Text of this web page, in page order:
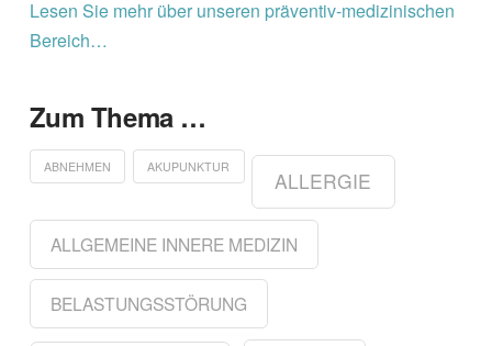
Lesen Sie mehr über unseren präventiv-medizinischen
Bereich…
Zum Thema …
ABNEHMEN AKUPUNKTUR
ALLERGIE
ALLGEMEINE INNERE MEDIZIN
BELASTUNGSSTÖRUNG